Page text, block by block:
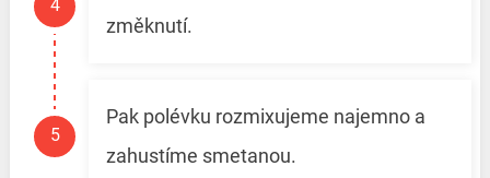
změknutí.
Pak polévku rozmixujeme najemno a
zahustíme smetanou.